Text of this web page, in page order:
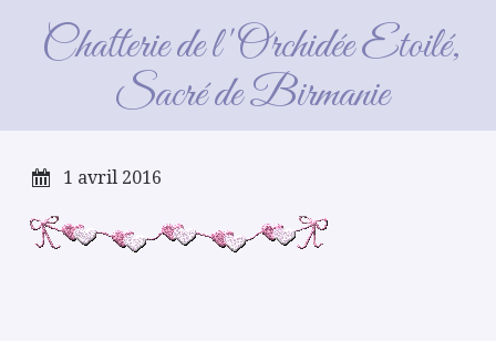
Chatterie de l'Orchidée Etoilé,
Sacré de Birmanie
guirlande_coeur
1 avril 2016